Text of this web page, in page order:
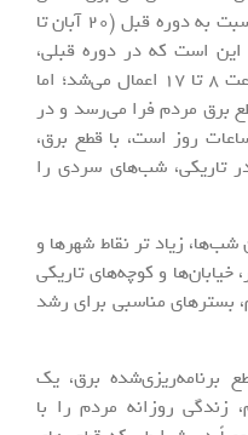
که از آخر هفته قبل اغاز شده است، نسبت به دوره قبل (20 آبان تا
این است که در دوره قبلی،
قطعی‌های برنامه‌ریزی‌شده برق، بین ساعت 8 تا 17 اعمال می‌شد؛ اما
برق مردم فرا می‌رسد و در
روز است، با قطع برق،
تاریکی، شب‌های سردی را
زیاد تر نقاط شهر‌ها و
خیابان‌ها و کوچه‌های تاریکی
بسترهای مناسبی برای رشد
برنامه‌ریزی‌شده برق، یک
زندگی روزانه مردم را با